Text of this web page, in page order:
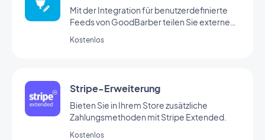
Mit der Integration für benutzerdefinierte
Feeds von GoodBarber teilen Sie externe
benutzerdefinierten Feed
Kostenlos
Stripe-Erweiterung
Bieten Sie in Ihrem Store zusätzliche
Zahlungsmethoden mit Stripe Extended.
Kostenlos